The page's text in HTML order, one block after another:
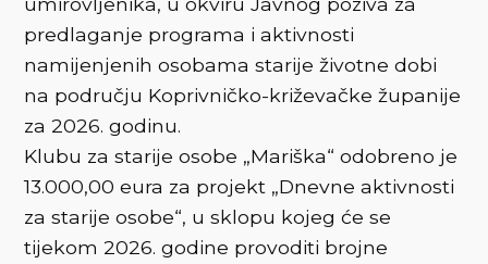
predlaganje programa i aktivnosti
namijenjenih osobama starije životne dobi
na području Koprivničko-križevačke županije
za 2026. godinu.
Klubu za starije osobe „Mariška“ odobreno je
13.000,00 eura za projekt „Dnevne aktivnosti
za starije osobe“, u sklopu kojeg će se
tijekom 2026. godine provoditi brojne